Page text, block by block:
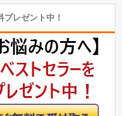
プレゼント中！